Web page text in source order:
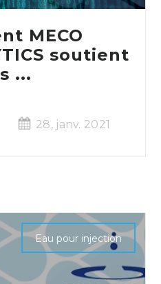
MECO
soutient
...
28, janv. 2021
Eau pour injection